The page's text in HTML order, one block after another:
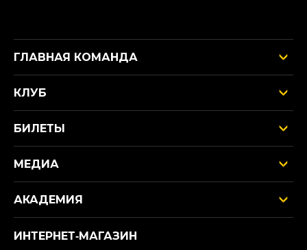
ГЛАВНАЯ КОМАНДА
КЛУБ
БИЛЕТЫ
МЕДИА
АКАДЕМИЯ
ИНТЕРНЕТ‑МАГАЗИН